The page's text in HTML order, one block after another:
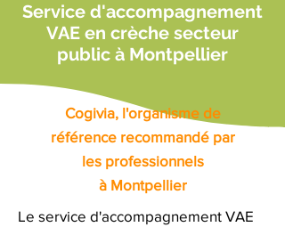
Service d'accompagnement
VAE en crèche secteur
public à Montpellier
Cogivia, l'organisme de
référence recommandé par
les professionnels
à Montpellier
Le service d'accompagnement VAE